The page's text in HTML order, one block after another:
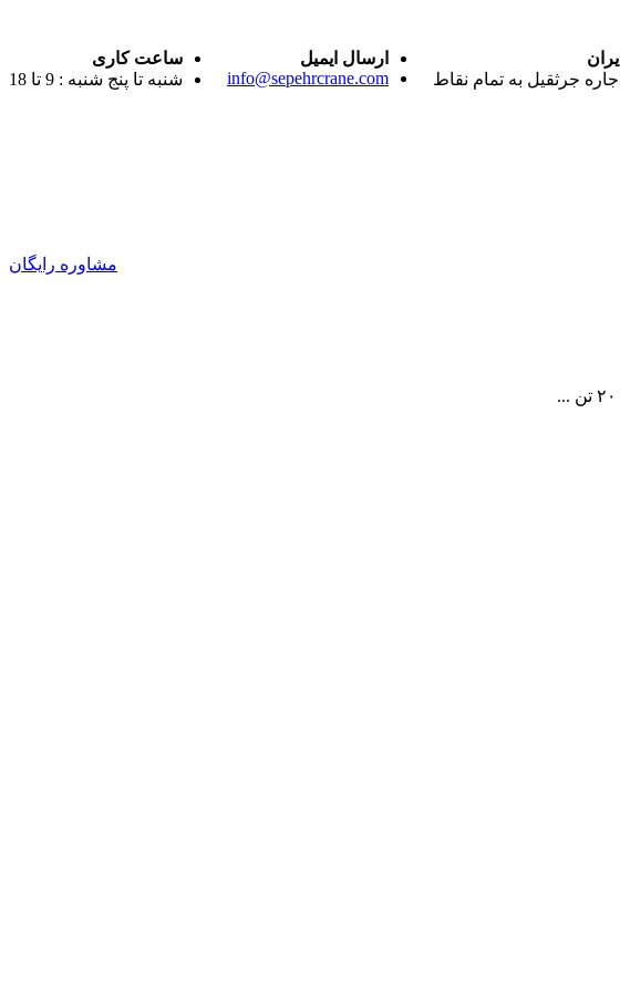
ایران
اجاره جرثقیل به تمام نقاط
ارسال ایمیل
info@sepehrcrane.com
ساعت کاری
شنبه تا پنج شنبه : 9 تا 18
مشاوره رایگان